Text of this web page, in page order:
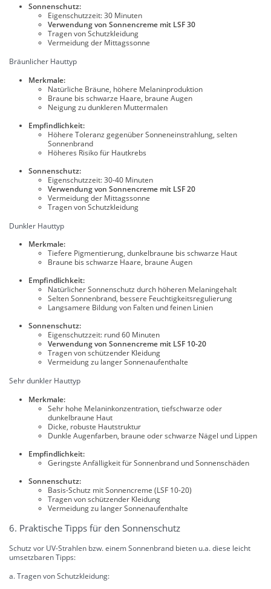
Sonnenschutz:
Eigenschutzzeit: 30 Minuten
Verwendung von Sonnencreme mit LSF 30
Tragen von Schutzkleidung
Vermeidung der Mittagssonne
Bräunlicher Hauttyp
Merkmale:
Natürliche Bräune, höhere Melaninproduktion
Braune bis schwarze Haare, braune Augen
Neigung zu dunkleren Muttermalen
Empfindlichkeit:
Höhere Toleranz gegenüber Sonneneinstrahlung, selten
Sonnenbrand
Höheres Risiko für Hautkrebs
Sonnenschutz:
Eigenschutzzeit: 30-40 Minuten
Verwendung von Sonnencreme mit LSF 20
Vermeidung der Mittagssonne
Tragen von Schutzkleidung
Dunkler Hauttyp
Merkmale:
Tiefere Pigmentierung, dunkelbraune bis schwarze Haut
Braune bis schwarze Haare, braune Augen
Empfindlichkeit:
Natürlicher Sonnenschutz durch höheren Melaningehalt
Selten Sonnenbrand, bessere Feuchtigkeitsregulierung
Langsamere Bildung von Falten und feinen Linien
Sonnenschutz:
Eigenschutzzeit: rund 60 Minuten
Verwendung von Sonnencreme mit LSF 10-20
Tragen von schützender Kleidung
Vermeidung zu langer Sonnenaufenthalte
Sehr dunkler Hauttyp
Merkmale:
Sehr hohe Melaninkonzentration, tiefschwarze oder
dunkelbraune Haut
Dicke, robuste Hautstruktur
Dunkle Augenfarben, braune oder schwarze Nägel und Lippen
Empfindlichkeit:
Geringste Anfälligkeit für Sonnenbrand und Sonnenschäden
Sonnenschutz:
Basis-Schutz mit Sonnencreme (LSF 10-20)
Tragen von schützender Kleidung
Vermeidung zu langer Sonnenaufenthalte
6. Praktische Tipps für den Sonnenschutz
Schutz vor UV-Strahlen bzw. einem Sonnenbrand bieten u.a. diese leicht
umsetzbaren Tipps:
a. Tragen von Schutzkleidung: